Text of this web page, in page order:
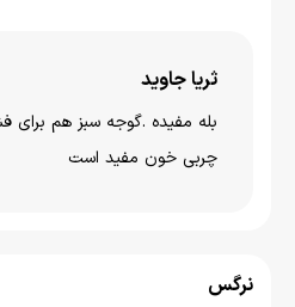
ثریا جاوید
بله مفیده .گوجه سبز هم برای
چربی خون مفید است
نرگس